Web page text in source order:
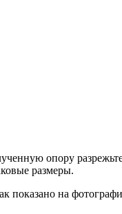
опору
размеры.
показано на